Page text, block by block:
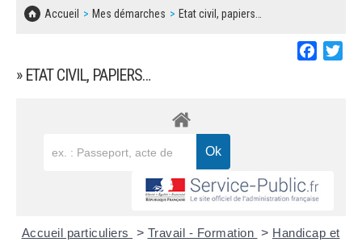
Accueil Mes démarches Etat civil, papiers…
» ETAT CIVIL, PAPIERS…
Accueil particuliers > Travail - Formation > Handicap et
CONCERTATIONS PUBLIQUES
SOLIDARITÉ, LOGEMENT
BESOIN D'UNE AIDE ?
LES ASSOCIATIONS
MARCHÉS PUBLICS
REGLEMENT LOCAL DE PUBLICITÉ
DECLARATION DE DEMARCHAGE
DOSSIER DE DEMANDE DE SUBVENTION